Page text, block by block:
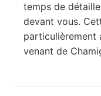
temps de
devant vous.
particulièrement
venant de